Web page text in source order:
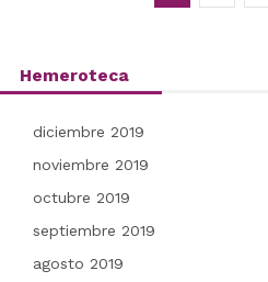
Hemeroteca
diciembre 2019
noviembre 2019
octubre 2019
septiembre 2019
agosto 2019